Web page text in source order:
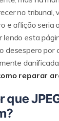
no tribunal,
e aflição seria
lendo esta
desespero por
reparar
que